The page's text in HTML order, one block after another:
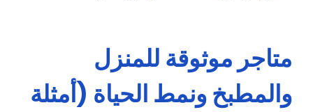
متاجر موثوقة للمنزل
والمطبخ ونمط الحياة (أمثلة